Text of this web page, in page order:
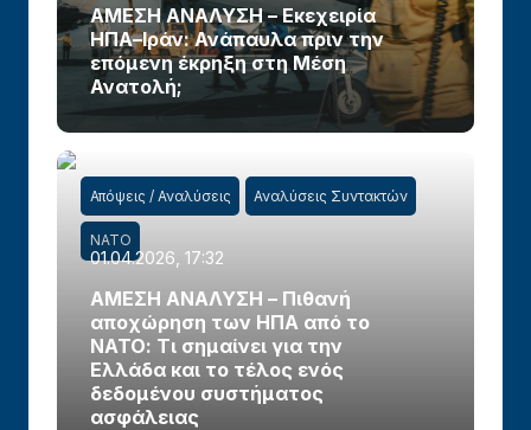
ΑΜΕΣΗ ΑΝΑΛΥΣΗ – Εκεχειρία
ΗΠΑ–Ιράν: Ανάπαυλα πριν την
επόμενη έκρηξη στη Μέση
Ανατολή;
Απόψεις / Αναλύσεις Αναλύσεις Συντακτών
ΝΑΤΟ
01.04.2026, 17:32
ΑΜΕΣΗ ΑΝΑΛΥΣΗ – Πιθανή
αποχώρηση των ΗΠΑ από το
ΝΑΤΟ: Τι σημαίνει για την
Ελλάδα και το τέλος ενός
δεδομένου συστήματος
ασφάλειας